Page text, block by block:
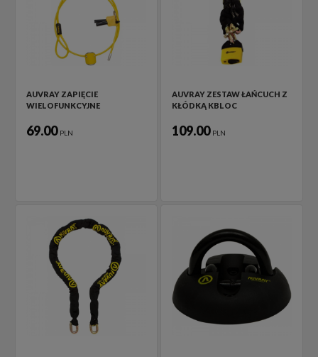
AUVRAY ZAPIĘCIE
WIELOFUNKCYJNE
69.00 PLN
AUVRAY ZESTAW ŁAŃCUCH Z
KŁÓDKĄ KBLOC
109.00 PLN